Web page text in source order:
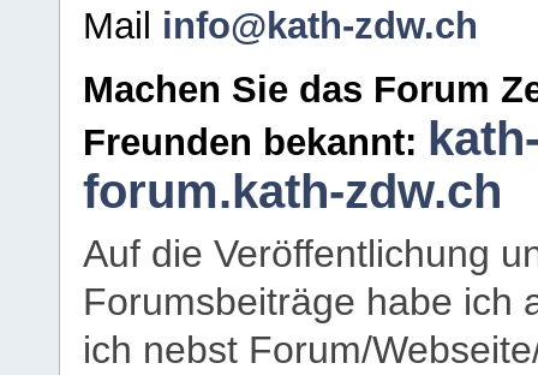
Mail info@kath-zdw.ch
Machen Sie das Forum
Freunden bekannt:
forum.kath-zdw.ch
Auf die Veröffentlichung
Forumsbeiträge habe ich
ich nebst Forum/